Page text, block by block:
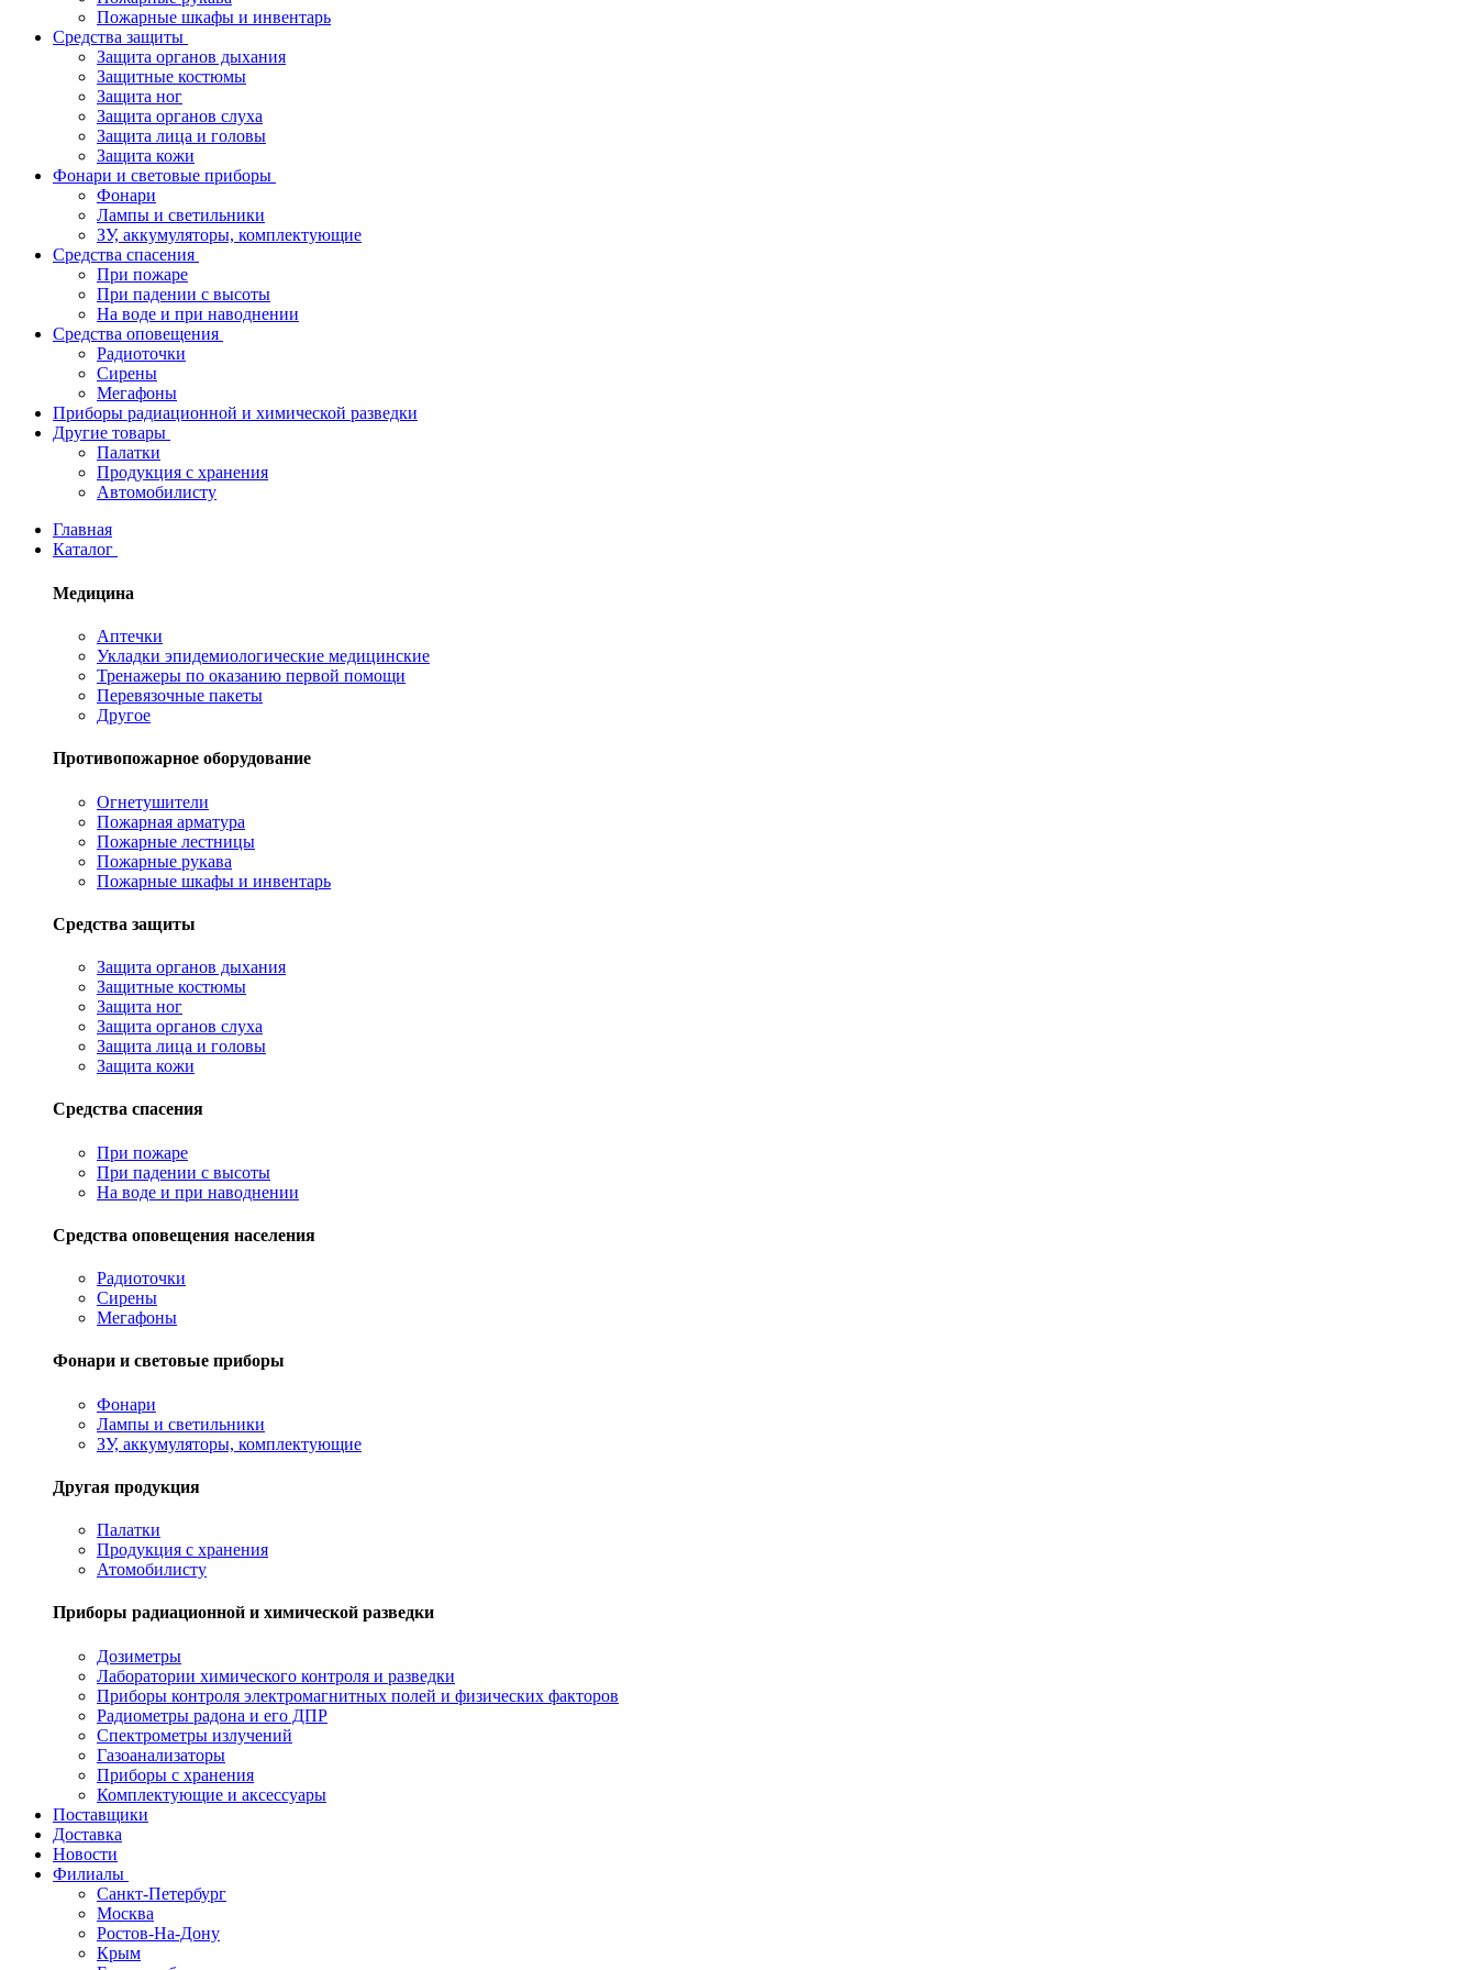
Пожарные шкафы и инвентарь
Средства защиты
Защита органов дыхания
Защитные костюмы
Защита ног
Защита органов слуха
Защита лица и головы
Защита кожи
Фонари и световые приборы
Фонари
Лампы и светильники
ЗУ, аккумуляторы, комплектующие
Средства спасения
При пожаре
При падении с высоты
На воде и при наводнении
Средства оповещения
Радиоточки
Сирены
Мегафоны
Приборы радиационной и химической разведки
Другие товары
Палатки
Продукция с хранения
Автомобилисту
Главная
Каталог
Медицина
Аптечки
Укладки эпидемиологические медицинские
Тренажеры по оказанию первой помощи
Перевязочные пакеты
Другое
Противопожарное оборудование
Огнетушители
Пожарная арматура
Пожарные лестницы
Пожарные рукава
Пожарные шкафы и инвентарь
Средства защиты
Защита органов дыхания
Защитные костюмы
Защита ног
Защита органов слуха
Защита лица и головы
Защита кожи
Средства спасения
При пожаре
При падении с высоты
На воде и при наводнении
Средства оповещения населения
Радиоточки
Сирены
Мегафоны
Фонари и световые приборы
Фонари
Лампы и светильники
ЗУ, аккумуляторы, комплектующие
Другая продукция
Палатки
Продукция с хранения
Атомобилисту
Приборы радиационной и химической разведки
Дозиметры
Лаборатории химического контроля и разведки
Приборы контроля электромагнитных полей и физических факторов
Радиометры радона и его ДПР
Спектрометры излучений
Газоанализаторы
Приборы с хранения
Комплектующие и аксессуары
Поставщики
Доставка
Новости
Филиалы
Санкт-Петербург
Москва
Ростов-На-Дону
Крым